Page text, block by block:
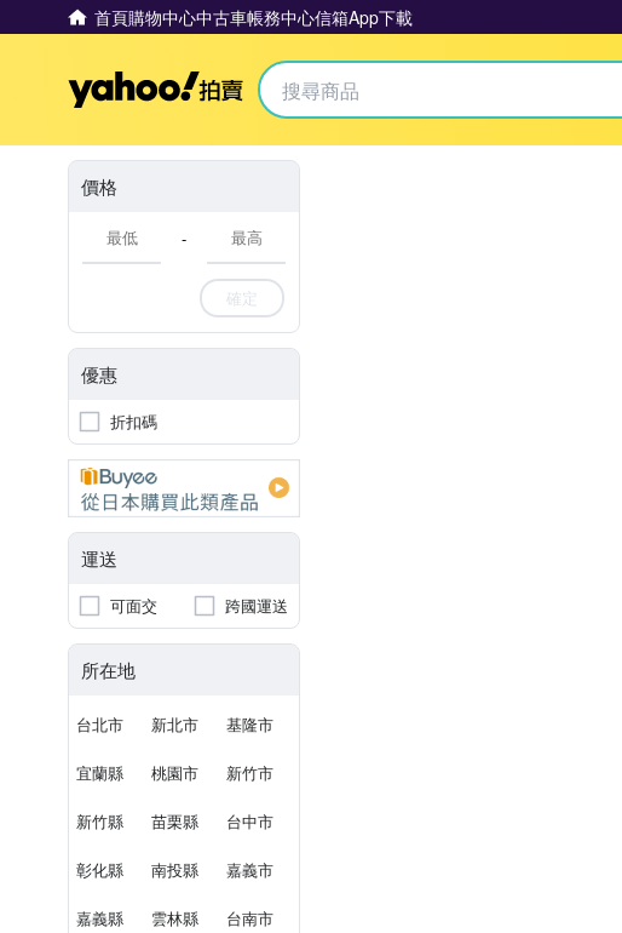
首頁購物中心中古車帳務中心信箱App下載
Yahoo拍賣
價格
-
確定
優惠
折扣碼
運送
可面交 跨國運送
所在地
台北市 新北市 基隆市
宜蘭縣 桃園市 新竹市
新竹縣 苗栗縣 台中市
彰化縣 南投縣 嘉義市
嘉義縣 雲林縣 台南市